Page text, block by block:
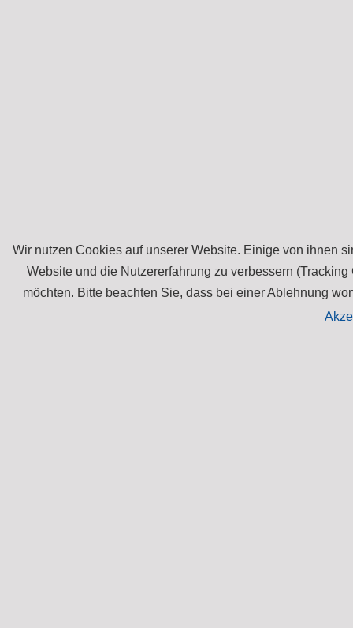
Wir nutzen Cookies auf unserer Website. Einige von ihnen
Website und die Nutzererfahrung zu verbessern
möchten. Bitte beachten Sie, dass bei einer Ablehnung